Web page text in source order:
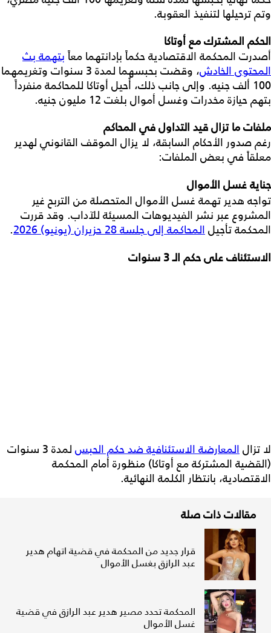
وتم ترحيلها لتنفيذ العقوبة.
الحكم المشترك مع أوتاكا
أصدرت المحكمة الاقتصادية حكماً بإدانتهما معاً بتهمة بث
المحتوى الخادش
، وقضت بحبسهما لمدة 3 سنوات وتغريمهما
100 ألف جنيه. وإلى جانب ذلك، أُحيل أوتاكا للمحاكمة منفرداً
بتهم حيازة مخدرات وغسل أموال بلغت 12 مليون جنيه.
ملفات ما تزال قيد التداول في المحاكم
رغم صدور الأحكام السابقة، لا يزال الموقف القانوني لهدير
معلقاً في بعض الملفات:
جناية غسل الأموال
تواجه هدير تهمة غسل الأموال المتحصلة من التربح غير
المشروع عبر نشر الفيديوهات المسيئة للآداب. وقد قررت
المحكمة تأجيلالمحاكمة إلى جلسة 28 حزيران (يونيو) 2026
.
الاستئناف على حكم الـ 3 سنوات
لا تزالالمعارضة الاستئنافية ضد حكم الحبس
لمدة 3 سنوات
(القضية المشتركة مع أوتاكا) منظورة أمام المحكمة
الاقتصادية، بانتظار الكلمة النهائية.
مقالات ذات صلة
قرار جديد من المحكمة في قضية اتهام هدير
عبد الرازق بغسل الأموال
المحكمة تحدد مصير هدير عبد الرازق في قضية
غسل الأموال